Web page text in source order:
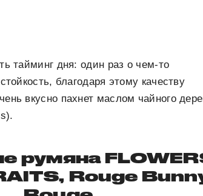
тайминг дня: один раз о чем-то
благодаря этому качеству
вкусно пахнет маслом чайного
румяна
Rouge